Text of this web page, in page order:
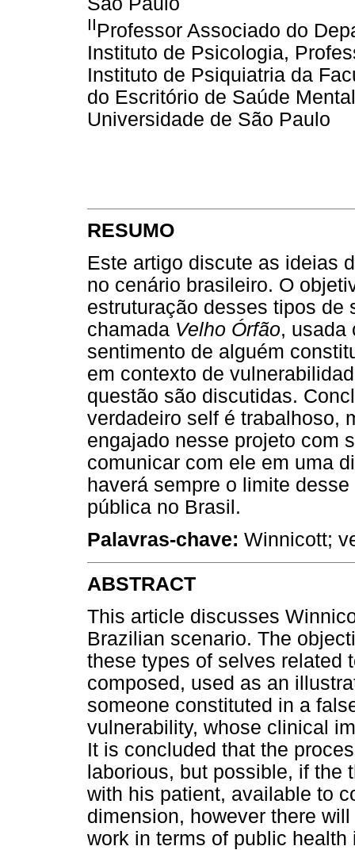
IIProfessor Associado do
Instituto de Psicologia,
Instituto de Psiquiatria da
do Escritório de Saúde
Universidade de São Paulo
RESUMO
Este artigo discute as ideias
no cenário brasileiro. O
estruturação desses tipos de
chamada Velho Órfão, usada
sentimento de alguém
em contexto de
questão são discutidas.
verdadeiro self é trabalhoso,
engajado nesse projeto com
comunicar com ele em uma
haverá sempre o limite
pública no Brasil.
Palavras-chave: Winnicott;
ABSTRACT
This article discusses
Brazilian scenario. The
these types of selves related
composed, used as an
someone constituted in a
vulnerability, whose clinical
It is concluded that the
laborious, but possible, if the
with his patient, available to
dimension, however there
work in terms of public health